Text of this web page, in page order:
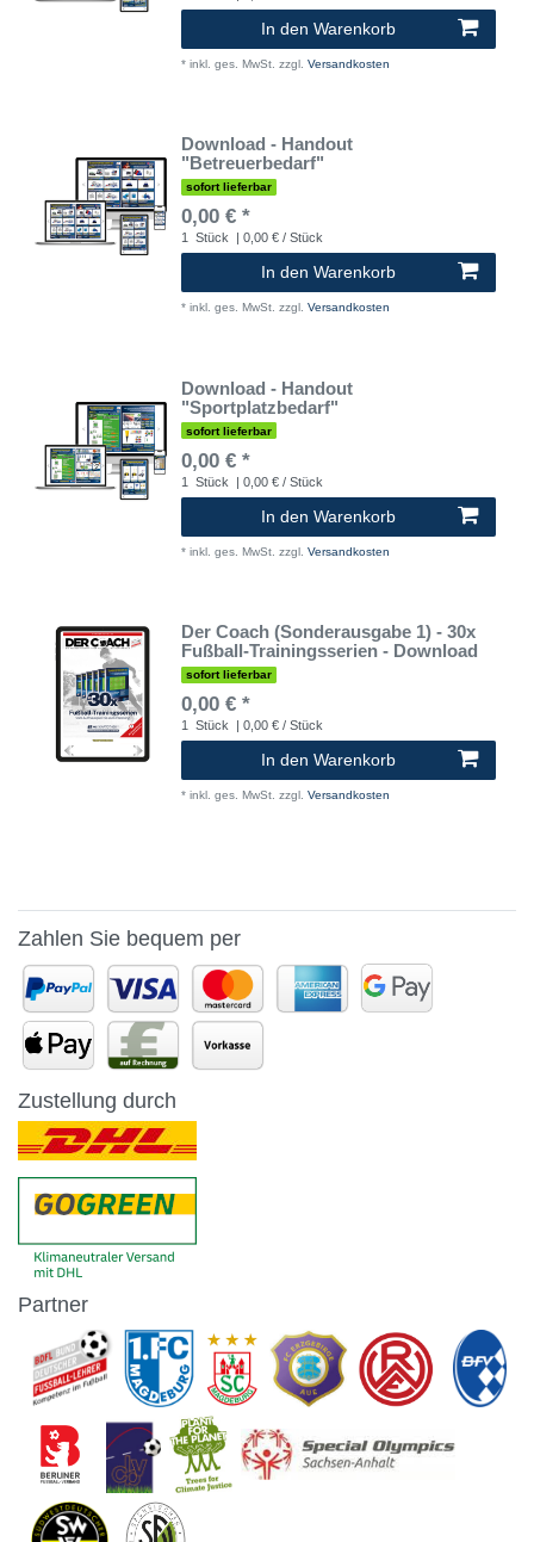
In den Warenkorb
* inkl. ges. MwSt. zzgl. Versandkosten
Download - Handout
"Betreuerbedarf"
sofort lieferbar
0,00 € *
1 Stück | 0,00 € / Stück
In den Warenkorb
* inkl. ges. MwSt. zzgl. Versandkosten
Download - Handout
"Sportplatzbedarf"
sofort lieferbar
0,00 € *
1 Stück | 0,00 € / Stück
In den Warenkorb
* inkl. ges. MwSt. zzgl. Versandkosten
Der Coach (Sonderausgabe 1) - 30x
Fußball-Trainingsserien - Download
sofort lieferbar
0,00 € *
1 Stück | 0,00 € / Stück
In den Warenkorb
* inkl. ges. MwSt. zzgl. Versandkosten
Zahlen Sie bequem per
Zustellung durch
Partner